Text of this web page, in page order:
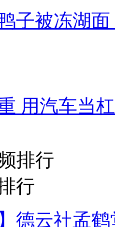
子被冻湖
用汽车当
排行
行
德云社孟